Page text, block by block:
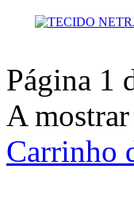
Página 1
A mostrar
Carrinho